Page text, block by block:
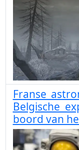
Franse
Belgische
boord van